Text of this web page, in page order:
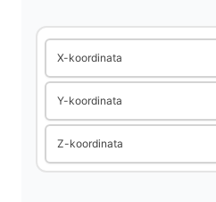
e
X-koordinata
Y-koordinata
Z-koordinata